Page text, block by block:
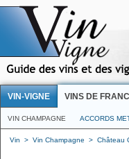
VIN-VIGNE VINS DE
VIN CHAMPAGNE ACCORDS
Vin > Vin Champagne > Château